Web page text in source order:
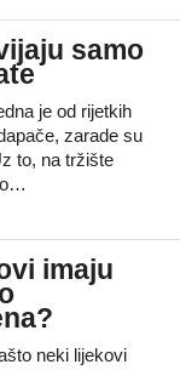
samo
je od rijetkih
zarade su
to, na tržište
imaju
neki lijekovi